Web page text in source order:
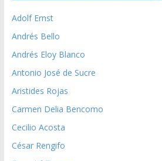
Adolf Ernst
Andrés Bello
Andrés Eloy Blanco
Antonio José de Sucre
Aristides Rojas
Carmen Delia Bencomo
Cecilio Acosta
César Rengifo